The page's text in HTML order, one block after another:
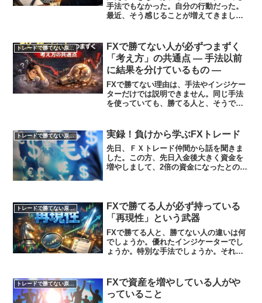
手法でもなかった。自分の行動だった。
最近、そう感じることが増えてきまし
〇円勝った」「今日は大きく負けた」そ
れだけ。なぜ勝ったのか。な...
トレードで勝てない原因を知る
FXで勝てない人が必ずつまずく
「考え方」の共通点 ― 手法以前
に結果を分けているもの ―
FXで勝てない理由は、手法やインジケー
ターだけでは説明できません。同じ手法
を使っていても、勝てる人と、そうでな
動・判断の積み重ねにあります。私自
身、トレードを続ける中で、...
トレードで勝てない原因を知る 実録！負けから学ぶFXトレード
先日、ＦＸトレード仲間から話を聞きま
した。この方、先日入金後大きく資金を
増やしまして、2倍の資金になったとのこ
方は、海外口座でトレー...
トレードで勝てない原因を知る
FXで勝てる人が必ず持っている
「再現性」という武器
FXで勝てる人と、勝てない人の違いは何
でしょうか。優れたインジケーターでし
ょうか。特別な手法でしょうか。それと
トレードを続けていると、ある事実に気
づきます。本当に重要な...
FXで資産を増やしている人がや
っていること